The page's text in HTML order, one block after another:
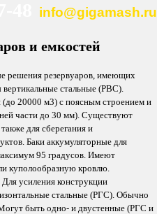
info@gigamash.ru
и емкостей
решения резервуаров, имеющих
стальные (РВС).
(до 20000 м3) с поясным строением и
части до 30 мм). Существуют
для сберегания и
Баки аккумуляторные для
95 градусов. Имеют
куполообразную кровлю.
усиления конструкции
стальные (РГС). Обычно
быть одно- и двустенные (РГС и